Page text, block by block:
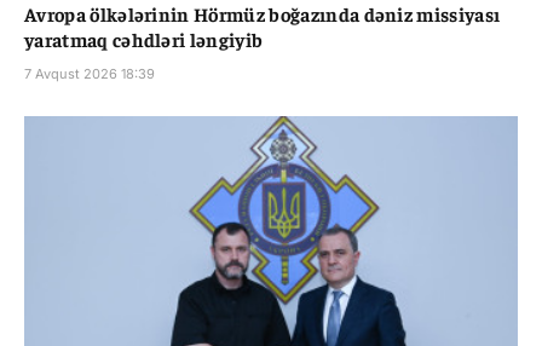
Avropa ölkələrinin Hörmüz boğazında dəniz missiyası
yaratmaq cəhdləri ləngiyib
7 Avqust 2026 18:39